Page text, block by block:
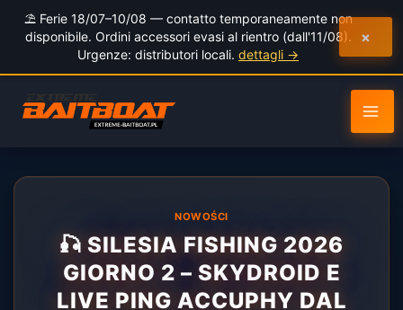
⛱️ Ferie 18/07–10/08 — contatto temporaneamente non
disponibile. Ordini accessori evasi al rientro (dall'11/08).
Urgenze: distributori locali. dettagli →
×
al
contenuto
NOWOŚCI
🎣 SILESIA FISHING 2026
GIORNO 2 – SKYDROID E
LIVE PING ACCUPHY DAL